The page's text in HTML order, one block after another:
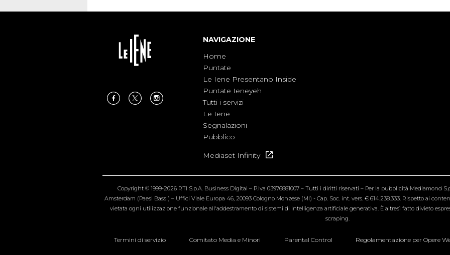
NAVIGAZIONE
Home
Puntate
Le Iene Presentano Inside
Puntate Ieneyeh
Tutti i servizi
Le Iene
Segnalazioni
Pubblico
Mediaset Infinity
Copyright © 1999-2026 RTI S.p.A. Business Digital – P.Iva 03976881007 – Tutti i diritti riservati – Per la pubblicità Mediamond
Amsterdam (Paesi Bassi) – Uffici Viale Europa 46, 20093 Cologno Monzese (MI) - Cap. Soc. int. vers. € 614.238.333. Rispetto ai
vietata ogni utilizzazione funzionale all'addestramento di sistemi di intelligenza artificiale generativa. È altresì fatto divieto
scraping.
Termini di servizio Comitato Media e Minori Parental Control Regolamentazione per Opere